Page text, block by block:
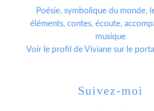
Poésie, symbolique du monde,
éléments, contes, écoute,
musique
Voir le profil deVivianesur le
Suivez-moi